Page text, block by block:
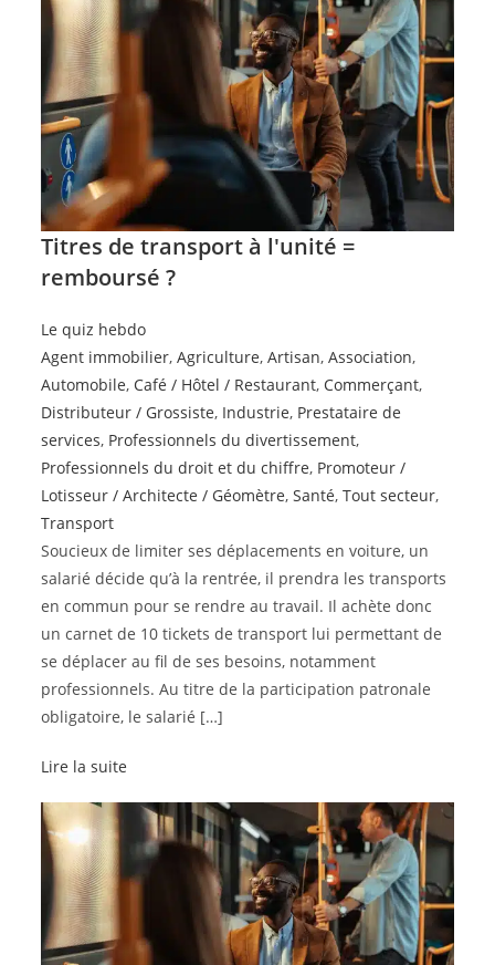
Titres de transport à l'unité =
remboursé ?
Le quiz hebdo
Agent immobilier,Agriculture,Artisan,Association,
Automobile, Café / Hôtel / Restaurant, Commerçant,
Distributeur / Grossiste, Industrie, Prestataire de
services, Professionnels du divertissement,
Professionnels du droit et du chiffre, Promoteur /
Lotisseur / Architecte / Géomètre,Santé,Tout secteur,
Transport
Soucieux de limiter ses déplacements en voiture, un
salarié décide qu’à la rentrée, il prendra les transports
en commun pour se rendre au travail. Il achète donc
un carnet de 10 tickets de transport lui permettant de
se déplacer au fil de ses besoins, notamment
professionnels. Au titre de la participation patronale
obligatoire, le salarié […]
Lire la suite